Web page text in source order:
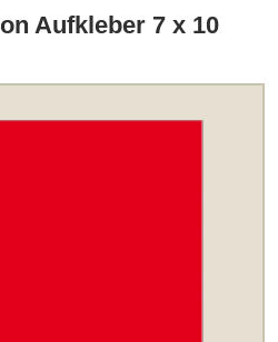
Aufkleber 7 x 10